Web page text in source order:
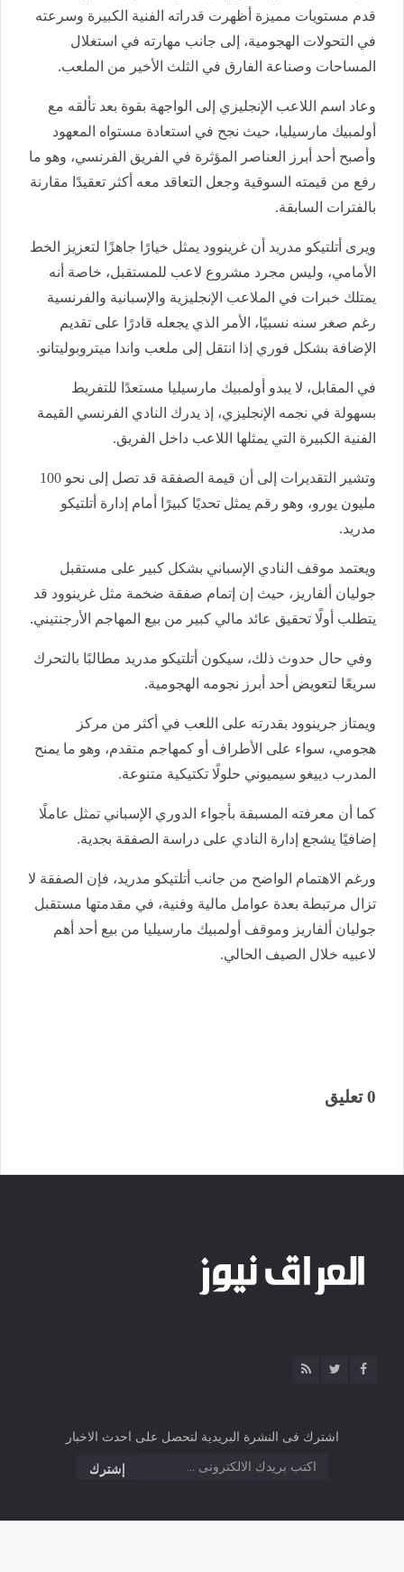
قدم مستويات مميزة أظهرت قدراته الفنية الكبيرة وسرعته
في التحولات الهجومية، إلى جانب مهارته في استغلال
المساحات وصناعة الفارق في الثلث الأخير من الملعب.
وعاد اسم اللاعب الإنجليزي إلى الواجهة بقوة بعد تألقه مع
أولمبيك مارسيليا، حيث نجح في استعادة مستواه المعهود
وأصبح أحد أبرز العناصر المؤثرة في الفريق الفرنسي، وهو ما
رفع من قيمته السوقية وجعل التعاقد معه أكثر تعقيدًا مقارنة
بالفترات السابقة.
ويرى أتلتيكو مدريد أن غرينوود يمثل خيارًا جاهزًا لتعزيز الخط
الأمامي، وليس مجرد مشروع لاعب للمستقبل، خاصة أنه
يمتلك خبرات في الملاعب الإنجليزية والإسبانية والفرنسية
رغم صغر سنه نسبيًا، الأمر الذي يجعله قادرًا على تقديم
الإضافة بشكل فوري إذا انتقل إلى ملعب واندا ميتروبوليتانو.
في المقابل، لا يبدو أولمبيك مارسيليا مستعدًا للتفريط
بسهولة في نجمه الإنجليزي، إذ يدرك النادي الفرنسي القيمة
الفنية الكبيرة التي يمثلها اللاعب داخل الفريق.
وتشير التقديرات إلى أن قيمة الصفقة قد تصل إلى نحو 100
مليون يورو، وهو رقم يمثل تحديًا كبيرًا أمام إدارة أتلتيكو
مدريد.
ويعتمد موقف النادي الإسباني بشكل كبير على مستقبل
جوليان ألفاريز، حيث إن إتمام صفقة ضخمة مثل غرينوود قد
يتطلب أولًا تحقيق عائد مالي كبير من بيع المهاجم الأرجنتيني.
وفي حال حدوث ذلك، سيكون أتلتيكو مدريد مطالبًا بالتحرك
سريعًا لتعويض أحد أبرز نجومه الهجومية.
ويمتاز جرينوود بقدرته على اللعب في أكثر من مركز
هجومي، سواء على الأطراف أو كمهاجم متقدم، وهو ما يمنح
المدرب دييغو سيميوني حلولًا تكتيكية متنوعة.
كما أن معرفته المسبقة بأجواء الدوري الإسباني تمثل عاملًا
إضافيًا يشجع إدارة النادي على دراسة الصفقة بجدية.
ورغم الاهتمام الواضح من جانب أتلتيكو مدريد، فإن الصفقة لا
تزال مرتبطة بعدة عوامل مالية وفنية، في مقدمتها مستقبل
جوليان ألفاريز وموقف أولمبيك مارسيليا من بيع أحد أهم
لاعبيه خلال الصيف الحالي.
0 تعليق
اشترك فى النشرة البريدية لتحصل على احدث الاخبار